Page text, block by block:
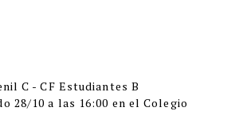
C - CF Estudiantes B
28/10 a las 16:00 en el Colegio